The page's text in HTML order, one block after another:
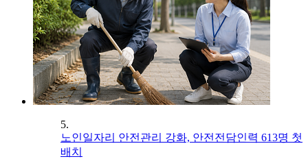
5.
노인일자리 안전관리 강화, 안전전담인력 613명 첫
배치